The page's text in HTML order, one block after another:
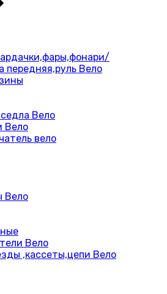
передняя,руль Вело
Вело
Вело
вело
Вело
Вело
,кассеты,цепи Вело